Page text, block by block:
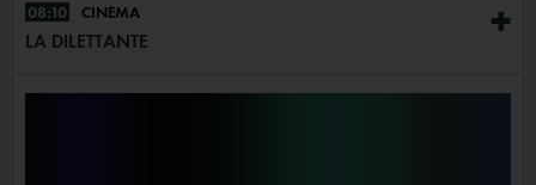
+
08:10 CINÉMA
LA DILETTANTE